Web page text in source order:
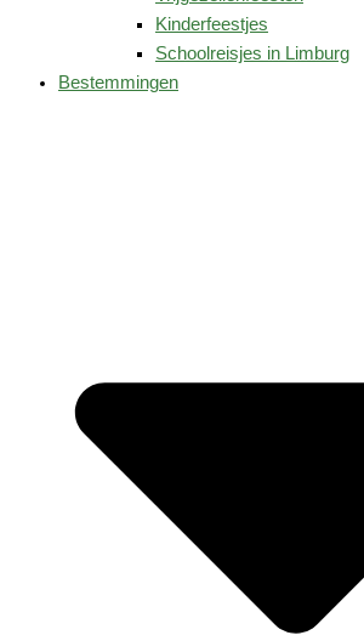
Kinderfeestjes
Schoolreisjes in Limburg
Bestemmingen